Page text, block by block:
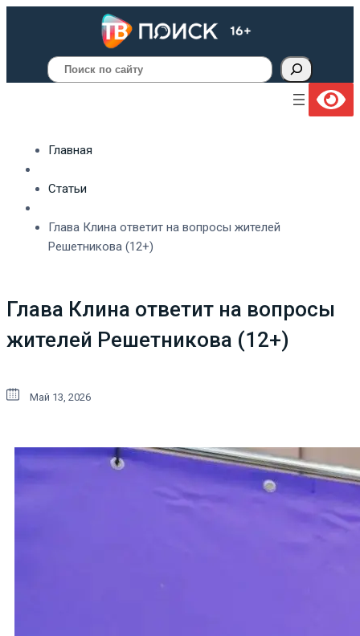
Поиск
Главная
Статьи
Глава Клина ответит на вопросы жителей
Решетникова (12+)
Глава Клина ответит на вопросы
жителей Решетникова (12+)
Май 13, 2026